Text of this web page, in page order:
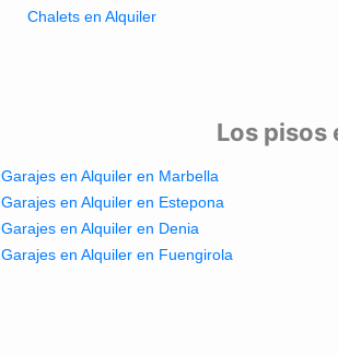
Chalets en Alquiler
Los pisos
Garajes en Alquiler en Marbella
Garajes en Alquiler en Estepona
Garajes en Alquiler en Denia
Garajes en Alquiler en Fuengirola